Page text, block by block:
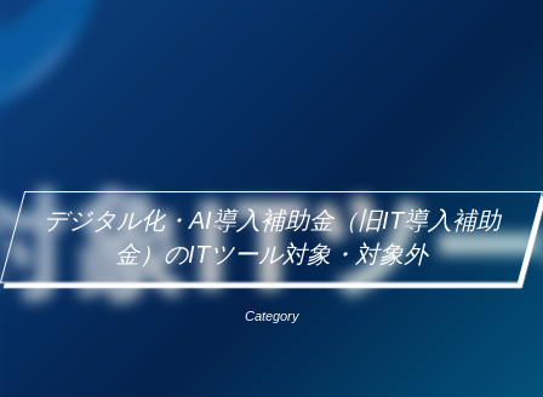
デジタル化・AI導入補助金（旧IT導入補助
金）のITツール対象・対象外
Category